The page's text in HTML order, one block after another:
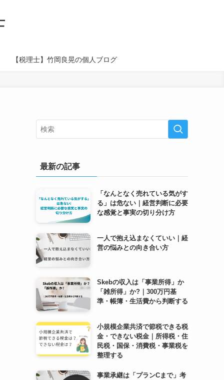
【税理士】竹岡良晃の個人ブログ
最新の記事
「なんとなく売れている気がす
る」は危ない｜経営判断に必要
な感覚と事実の切り分け方
一人で抱え込まなくていい｜経
営の悩みとの向き合い方
Skebの収入は「事業所得」か
「雑所得」か?｜300万円基
準・帳簿・生活費から判断する
小規模企業共済で節税できる税
金・できない税金｜所得税・住
民税・国保・消費税・事業税を
整理する
事業承継は「プランCまで」考